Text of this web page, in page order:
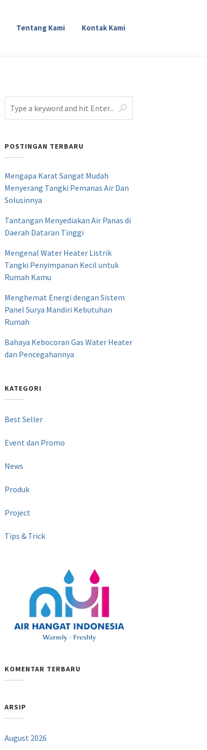
Tentang Kami Kontak Kami
POSTINGAN TERBARU
Mengapa Karat Sangat Mudah
Menyerang Tangki Pemanas Air Dan
Solusinnya
Tantangan Menyediakan Air Panas di
Daerah Dataran Tinggi
Mengenal Water Heater Listrik
Tangki Penyimpanan Kecil untuk
Rumah Kamu
Menghemat Energi dengan Sistem
Panel Surya Mandiri Kebutuhan
Rumah
Bahaya Kebocoran Gas Water Heater
dan Pencegahannya
KATEGORI
Best Seller
Event dan Promo
News
Produk
Project
Tips & Trick
KOMENTAR TERBARU
ARSIP
August 2026